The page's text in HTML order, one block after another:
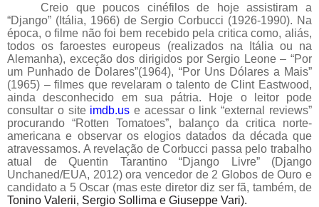
Creio que poucos cinéfilos de hoje assistiram a
“Django” (Itália, 1966) de Sergio Corbucci (1926-1990). Na
época, o filme não foi bem recebido pela critica como, aliás,
todos os faroestes europeus (realizados na Itália ou na
Alemanha), exceção dos dirigidos por Sergio Leone – “Por
um Punhado de Dolares”(1964), “Por Uns Dólares a Mais”
(1965) – filmes que revelaram o talento de Clint Eastwood,
ainda desconhecido em sua pátria. Hoje o leitor pode
consultar o site imdb.us e acessar o link “external reviews”
procurando “Rotten Tomatoes”,
balanço da critica norte-
americana e observar os elogios datados da década que
atravessamos. A revelação de Corbucci passa pelo trabalho
atual de Quentin Tarantino “Django Livre”
(Django
Unchaned/EUA, 2012) ora vencedor de 2 Globos de Ouro e
candidato a 5 Oscar (mas este diretor diz ser fã, também, de
Tonino Valerii, Sergio Sollima e Giuseppe Vari).